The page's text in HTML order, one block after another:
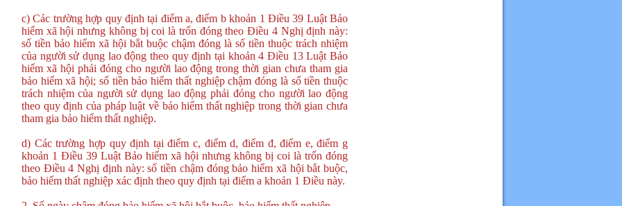
c) Các trường hợp quy định tại điểm a, điểm b khoản 1 Điều 39 Luật Bảo
hiểm xã hội nhưng không bị coi là trốn đóng theo Điều 4 Nghị định này:
số tiền bảo hiểm xã hội bắt buộc chậm đóng là số tiền thuộc trách nhiệm
của người sử dụng lao động theo quy định tại khoản 4 Điều 13 Luật Bảo
hiểm xã hội phải đóng cho người lao động trong thời gian chưa tham gia
bảo hiểm xã hội; số tiền bảo hiểm thất nghiệp chậm đóng là số tiền thuộc
trách nhiệm của người sử dụng lao động phải đóng cho người lao động
theo quy định của pháp luật về bảo hiểm thất nghiệp trong thời gian chưa
tham gia bảo hiểm thất nghiệp.
d) Các trường hợp quy định tại điểm c, điểm d, điểm đ, điểm e, điểm g
khoản 1 Điều 39 Luật Bảo hiểm xã hội nhưng không bị coi là trốn đóng
theo Điều 4 Nghị định này: số tiền chậm đóng bảo hiểm xã hội bắt buộc,
bảo hiểm thất nghiệp xác định theo quy định tại điểm a khoản 1 Điều này.